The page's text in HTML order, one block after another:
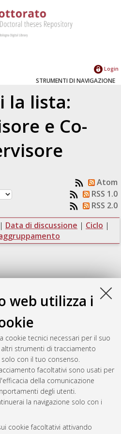
web utilizza i
cookie tecnici necessari per il suo
strumenti di tracciamento
con il tuo consenso.
facoltativi sono usati per
della comunicazione
degli utenti.
la navigazione solo con i
cookie facoltativi attivando
Login
STRUMENTI DI NAVIGAZIONE
la lista:
e Co-
Atom
RSS 1.0
RSS 2.0
| Data di discussione | Ciclo |
Teoria e prassi nell'opera di
Alma Mater Studiorum
di ricerca inArchitettura
6324.
ilFri Aug 7 20:45:33 2026 CEST